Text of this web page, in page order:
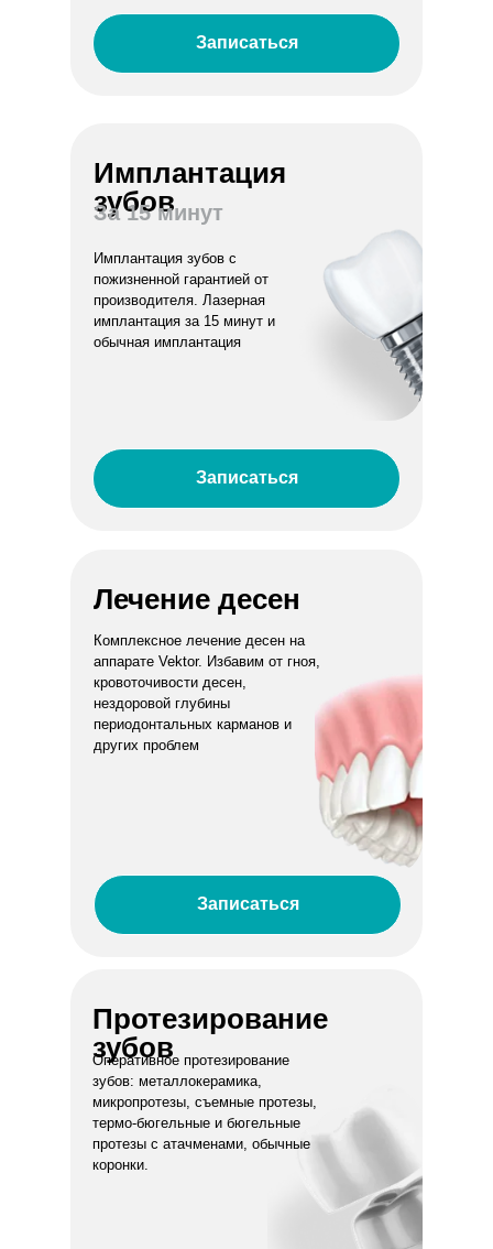
Записаться
Имплантация
зубов
За 15 минут
Лечение десен
Комплексное лечение десен на
аппарате Vektor. Избавим от гноя,
кровоточивости десен,
нездоровой глубины
периодонтальных карманов и
других проблем
Протезирование
зубов
Записаться
Записаться
Оперативное протезирование
зубов: металлокерамика,
микропротезы, съемные протезы,
термо-бюгельные и бюгельные
протезы с атачменами, обычные
коронки.
Имплантация зубов с
пожизненной гарантией от
производителя. Лазерная
имплантация за 15 минут и
обычная имплантация